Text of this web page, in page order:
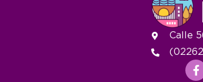
Calle